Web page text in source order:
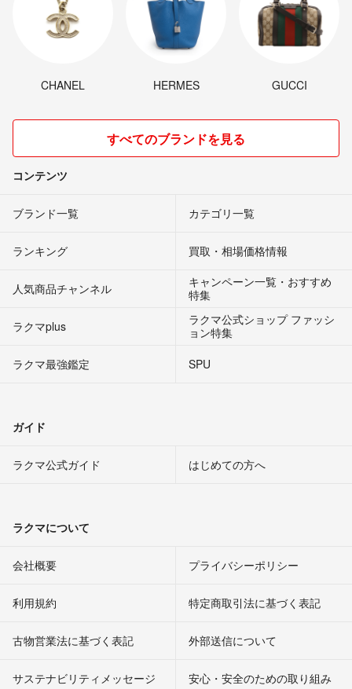
CHANEL HERMES GUCCI
すべてのブランドを見る
コンテンツ
ブランド一覧 カテゴリ一覧
ランキング 買取・相場価格情報
人気商品チャンネル
キャンペーン一覧・おすすめ
特集
ラクマplus
ラクマ公式ショップ ファッシ
ョン特集
ラクマ最強鑑定
SPU
ガイド
ラクマ公式ガイド はじめての方へ
ラクマについて
会社概要 プライバシーポリシー
利用規約 特定商取引法に基づく表記
古物営業法に基づく表記 外部送信について
サステナビリティメッセージ 安心・安全のための取り組み